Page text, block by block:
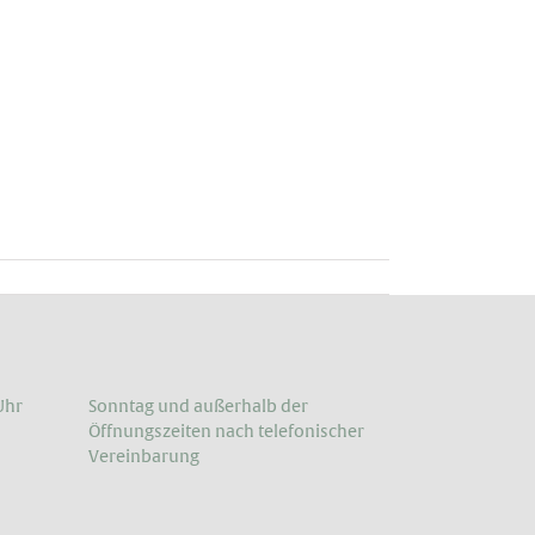
Sonntag und außerhalb der
Öffnungs­zeiten nach telefonischer
Vereinbarung